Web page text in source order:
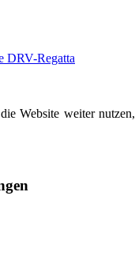
DRV-Regatta
Website weiter nutzen,